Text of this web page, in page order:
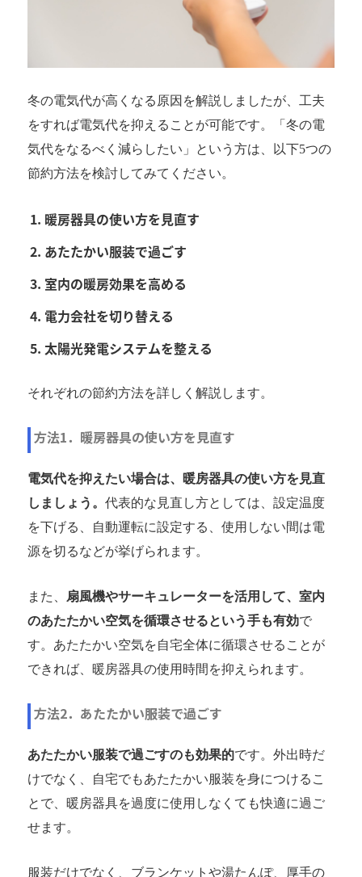
冬の電気代が高くなる原因を解説しましたが、工夫
をすれば電気代を抑えることが可能です。「冬の電
気代をなるべく減らしたい」という方は、以下5つの
節約方法を検討してみてください。
暖房器具の使い方を見直す
あたたかい服装で過ごす
室内の暖房効果を高める
電力会社を切り替える
太陽光発電システムを整える
それぞれの節約方法を詳しく解説します。
方法1．暖房器具の使い方を見直す
電気代を抑えたい場合は、暖房器具の使い方を見直
しましょう。 代表的な見直し方としては、設定温度
を下げる、自動運転に設定する、使用しない間は電
源を切るなどが挙げられます。
また、 扇風機やサーキュレーターを活用して、室内
のあたたかい空気を循環させるという手も有効で
す。あたたかい空気を自宅全体に循環させることが
できれば、暖房器具の使用時間を抑えられます。
方法2．あたたかい服装で過ごす
あたたかい服装で過ごすのも効果的です。外出時だ
けでなく、自宅でもあたたかい服装を身につけるこ
とで、暖房器具を過度に使用しなくても快適に過ご
せます。
服装だけでなく、ブランケットや湯たんぽ、厚手の